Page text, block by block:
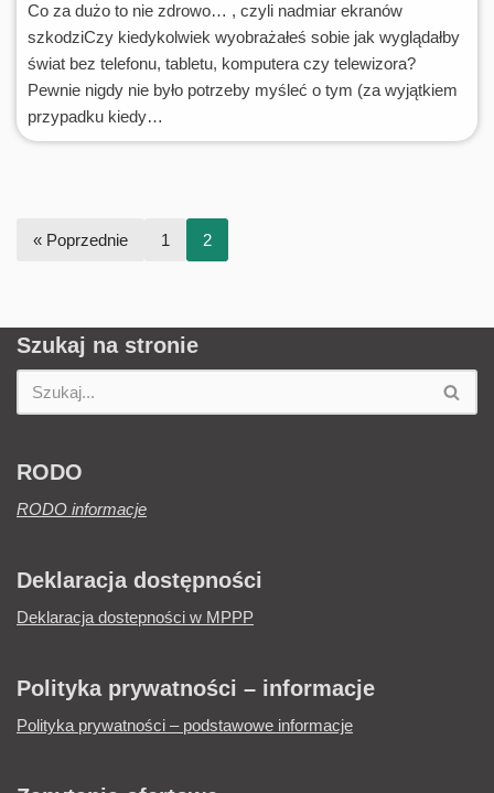
Co za dużo to nie zdrowo… , czyli nadmiar ekranów
szkodziCzy kiedykolwiek wyobrażałeś sobie jak wyglądałby
świat bez telefonu, tabletu, komputera czy telewizora?
Pewnie nigdy nie było potrzeby myśleć o tym (za wyjątkiem
przypadku kiedy…
« Poprzednie 1 2
Szukaj na stronie
RODO
RODO informacje
Deklaracja dostępności
Deklaracja dostepności w MPPP
Polityka prywatności – informacje
Polityka prywatności – podstawowe informacje